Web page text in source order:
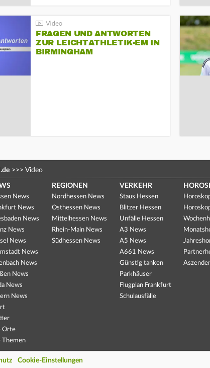
FRAGEN UND ANTWORTEN
ZUR LEICHTATHLETIK-EM IN
BIRMINGHAM
>>> Video
News
News
News
News
News
News
News
News
News
News
Orte
Themen
REGIONEN
Nordhessen News
Osthessen News
Mittelhessen News
Rhein-Main News
Südhessen News
VERKEHR
Staus Hessen
Blitzer Hessen
Unfälle Hessen
A3 News
A5 News
A661 News
Günstig tanken
Parkhäuser
Flugplan Frankfurt
Schulausfälle
Cookie-Einstellungen